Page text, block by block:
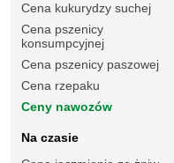
Cena kukurydzy suchej
Cena pszenicy
konsumpcyjnej
Cena pszenicy paszowej
Cena rzepaku
Ceny nawozów
Na czasie